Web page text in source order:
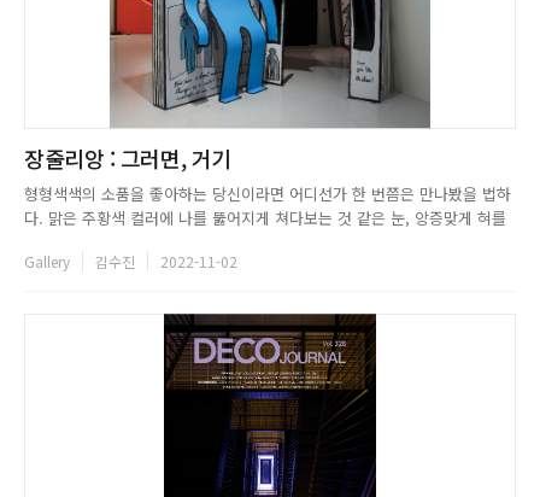
장줄리앙 : 그러면, 거기
형형색색의 소품을 좋아하는 당신이라면 어디선가 한 번쯤은 만나봤을 법하
다. 맑은 주황색 컬러에 나를 뚫어지게 쳐다보는 것 같은 눈, 앙증맞게 혀를
면, 맞다. 바로 그의 작품이다. 단순한 그림체와 화려한 컬러감을 뽐내는 장
Gallery 김수진 2022-11-02